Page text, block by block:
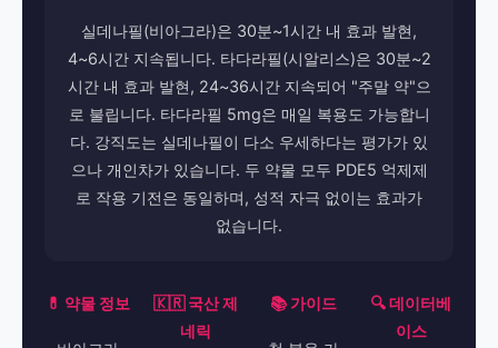
실데나필(비아그라)은 30분~1시간 내 효과 발현,
4~6시간 지속됩니다. 타다라필(시알리스)은 30분~2
시간 내 효과 발현, 24~36시간 지속되어 "주말 약"으
로 불립니다. 타다라필 5mg은 매일 복용도 가능합니
다. 강직도는 실데나필이 다소 우세하다는 평가가 있
으나 개인차가 있습니다. 두 약물 모두 PDE5 억제제
로 작용 기전은 동일하며, 성적 자극 없이는 효과가
없습니다.
💊 약물 정보
🇰🇷 국산 제
네릭
📚 가이드
🔍 데이터베
이스